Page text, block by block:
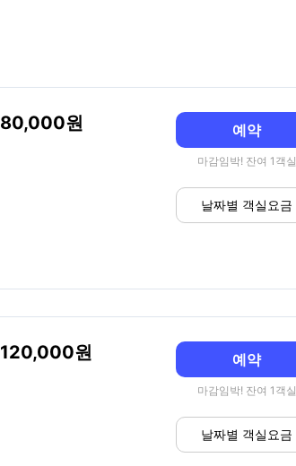
80,000 예약
마감임박! 잔여 1객실
날짜별 객실요금
120,000 예약
마감임박! 잔여 1객실
날짜별 객실요금